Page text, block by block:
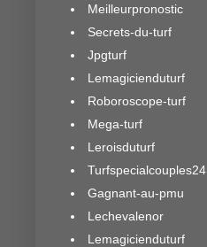
Meilleurpronostic
Secrets-du-turf
Jpgturf
Lemagicienduturf
Roboroscope-turf
Mega-turf
Leroisduturf
Turfspecialcouples24
Gagnant-au-pmu
Lechevalenor
Lemagicienduturf